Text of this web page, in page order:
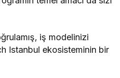
iş modelinizi
Istanbul ekosisteminin bir